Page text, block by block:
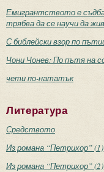
Емигрантството е
трябва да се научи да
С библейски взор по
Чони Чонев: По пътя на
чети по-нататък
Литература
Средството
Из романа “Петрихор” (1)
Из романа “Петрихор” (2)